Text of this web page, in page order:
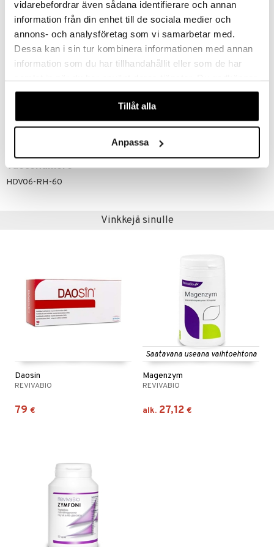
vidarebefordrar även sådana identifierare och annan
information från din enhet till de sociala medier och
annons- och analysföretag som vi samarbetar med.
Dessa kan i sin tur kombinera informationen med annan
information som du har tillhandahållit eller som de har
våra cookies vid fortsatt användande av vår webbplats.
Tillåt alla
Anpassa
Täyteaineet: mikrokiteinen selluloosa ja hydroksipropyyliselluloosa,
diaminoksidaasia (DAO),
Pintakäsittelyaine: etyyliselluloosa; perunatärkkelys,
Triglyseridit – keskipitkät rasvahapot,
Tuotenumero
HDV06-RH-60
Vinkkejä sinulle
Daosin
REVIVABIO
79 €
Saatavana useana vaihtoehtona
Magenzym
REVIVABIO
alk. 27,12 €